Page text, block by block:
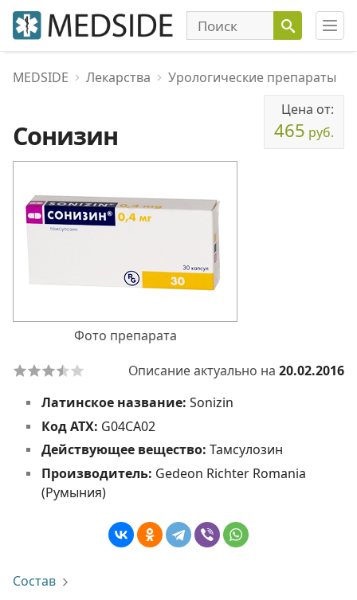
MEDSIDE Лекарства Урологические препараты
Сонизин
Цена от:
465 руб.
Фото препарата
Описание актуально на 20.02.2016
Латинское название: Sonizin
Код АТХ: G04CA02
Действующее вещество: Тамсулозин
Производитель: Gedeon Richter Romania
(Румыния)
Состав